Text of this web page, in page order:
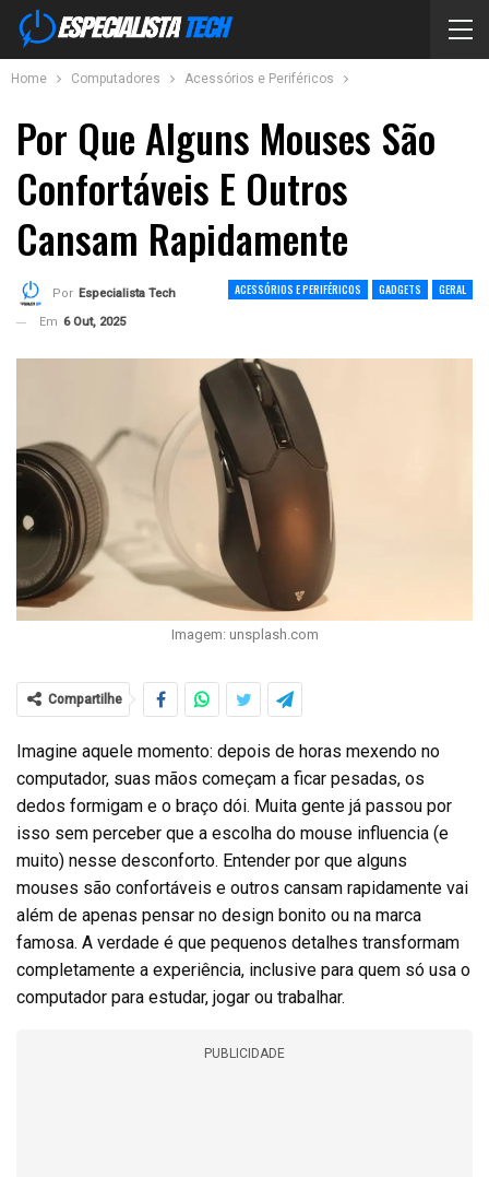
Home Computadores Acessórios e Periféricos
Por Que Alguns Mouses São
Confortáveis E Outros
Cansam Rapidamente
ACESSÓRIOS E PERIFÉRICOS GADGETS GERAL
Por Especialista Tech
Em 6 Out, 2025
Imagem: unsplash.com
Compartilhe
Imagine aquele momento: depois de horas mexendo no
computador, suas mãos começam a ficar pesadas, os
dedos formigam e o braço dói. Muita gente já passou por
isso sem perceber que a escolha do mouse influencia (e
muito) nesse desconforto. Entender por que alguns
mouses são confortáveis e outros cansam rapidamente vai
além de apenas pensar no design bonito ou na marca
famosa. A verdade é que pequenos detalhes transformam
completamente a experiência, inclusive para quem só usa o
computador para estudar, jogar ou trabalhar.
PUBLICIDADE